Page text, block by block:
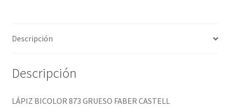
Descripción
Descripción
LÁPIZ BICOLOR 873 GRUESO FABER CASTELL